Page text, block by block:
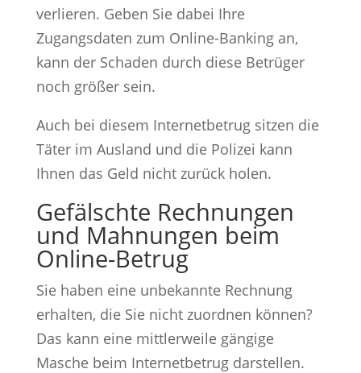
verlieren. Geben Sie dabei Ihre
Zugangsdaten zum Online-Banking an,
kann der Schaden durch diese Betrüger
noch größer sein.
Auch bei diesem Internetbetrug sitzen die
Täter im Ausland und die Polizei kann
Ihnen das Geld nicht zurück holen.
Gefälschte Rechnungen
und Mahnungen beim
Online-Betrug
Sie haben eine unbekannte Rechnung
erhalten, die Sie nicht zuordnen können?
Das kann eine mittlerweile gängige
Masche beim Internetbetrug darstellen.